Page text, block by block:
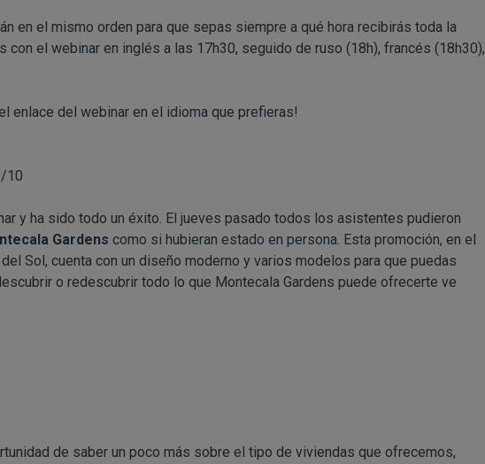
en el mismo orden para que sepas siempre a qué hora recibirás toda la
con el webinar en inglés a las 17h30, seguido de ruso (18h), francés (18h30),
enlace del webinar en el idioma que prefieras!
10
y ha sido todo un éxito. El jueves pasado todos los asistentes pudieron
Gardens como si hubieran estado en persona. Esta promoción, en el
Sol, cuenta con un diseño moderno y varios modelos para que puedas
o redescubrir todo lo que Montecala Gardens puede ofrecerte ve
de saber un poco más sobre el tipo de viviendas que ofrecemos,